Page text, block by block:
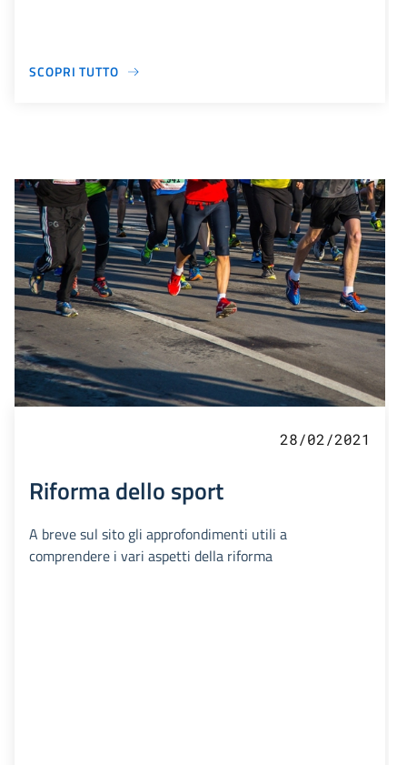
SCOPRI TUTTO
28/02/2021
Riforma dello sport
A breve sul sito gli approfondimenti utili a
comprendere i vari aspetti della riforma